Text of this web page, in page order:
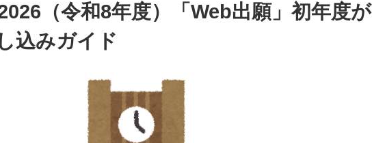
（令和8年度）「Web出願」初年度が
込みガイド